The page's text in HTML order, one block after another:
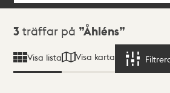
Sökresultat
3 träffar på Åhléns
Visa lista Visa karta